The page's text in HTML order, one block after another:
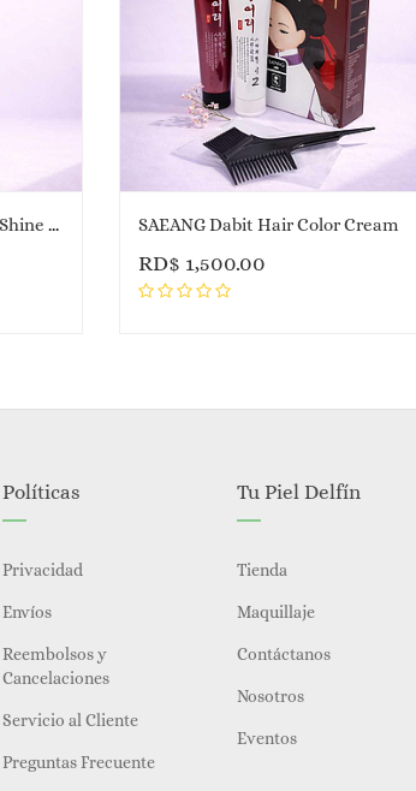
SAEANG EZEKIEL Curling Shine Essence SAEANG Dabit Hair Color Cream
RD$ 1,500.00
Políticas
Privacidad
Envíos
Reembolsos y
Cancelaciones
Servicio al Cliente
Preguntas Frecuente
Tu Piel Delfín
Tienda
Maquillaje
Contáctanos
Nosotros
Eventos